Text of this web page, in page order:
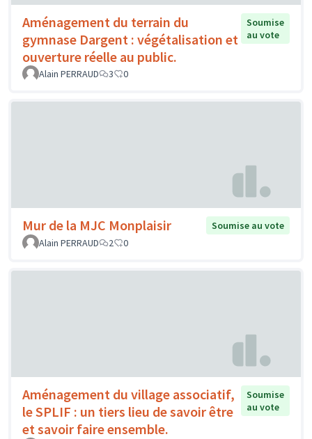
Aménagement du terrain du
gymnase Dargent : végétalisation et
ouverture réelle au public.
Soumise
au vote
Alain PERRAUD 3 0
Mur de la MJC Monplaisir
Soumise au vote
Alain PERRAUD
2 0
Aménagement du village associatif,
le SPLIF : un tiers lieu de savoir être
et savoir faire ensemble.
Soumise
au vote